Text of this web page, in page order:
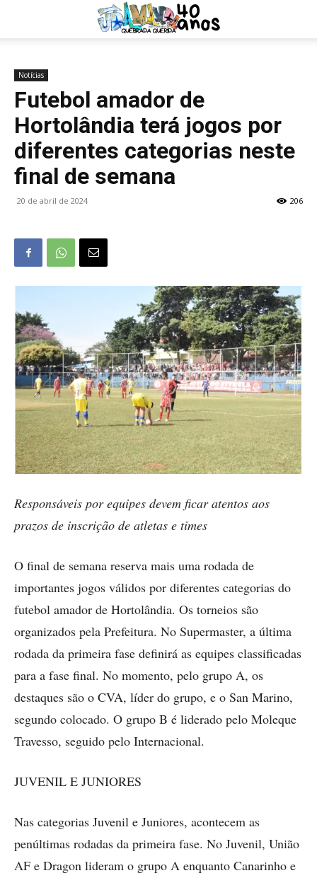
Notícias
Futebol amador de
Hortolândia terá jogos por
diferentes categorias neste
final de semana
20 de abril de 2024 206
Responsáveis por equipes devem ficar atentos aos
prazos de inscrição de atletas e times
O final de semana reserva mais uma rodada de
importantes jogos válidos por diferentes categorias do
futebol amador de Hortolândia. Os torneios são
organizados pela Prefeitura. No Supermaster, a última
rodada da primeira fase definirá as equipes classificadas
para a fase final. No momento, pelo grupo A, os
destaques são o CVA, líder do grupo, e o San Marino,
segundo colocado. O grupo B é liderado pelo Moleque
Travesso, seguido pelo Internacional.
JUVENIL E JUNIORES
Nas categorias Juvenil e Juniores, acontecem as
penúltimas rodadas da primeira fase. No Juvenil, União
AF e Dragon lideram o grupo A enquanto Canarinho e